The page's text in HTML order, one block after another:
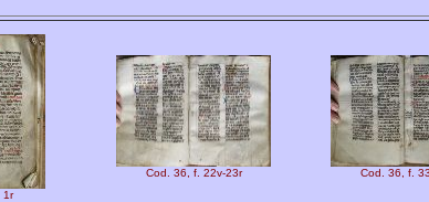
1r
Cod. 36, f. 22v-23r Cod. 36, f.